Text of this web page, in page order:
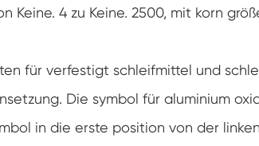
4 zu Keine. 2500, mit korn
für verfestigt schleifmittel und
Die symbol für aluminium
in die erste position von der